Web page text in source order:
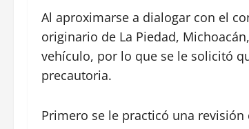
Al aproximarse a dialogar con el
originario de La Piedad,
vehículo, por lo que se le solicitó
precautoria.
Primero se le practicó una